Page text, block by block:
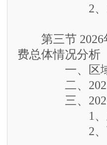
2、2026
第三节 2026
费总体情况分析
一、区域
二、
三、2026年
1、主要需
2、下游需